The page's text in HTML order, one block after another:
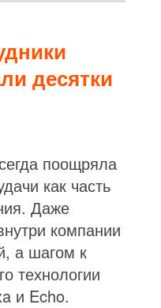
десятки
поощряла
как часть
Даже
компании
а шагом к
технологии
и Echo.